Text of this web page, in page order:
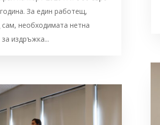
За един работещ,
необходимата нетна
издръжка...